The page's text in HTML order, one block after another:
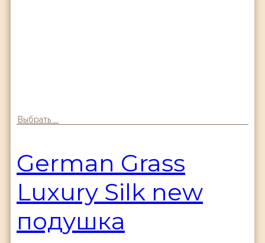
Выбрать ...
German Grass
Luxury Silk new
подушка